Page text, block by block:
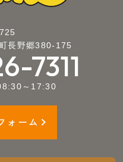
長野郷380-175
7311
～17:30
ォーム